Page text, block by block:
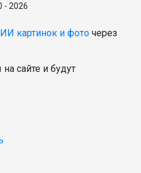
- 2026
картинок и фото через
сайте и будут